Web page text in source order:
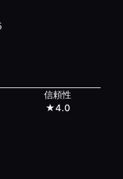
信頼性
★4.0